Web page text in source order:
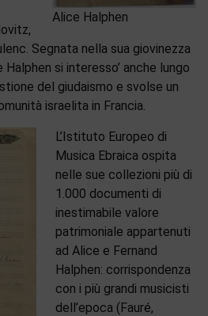
Alice Halphen
Segnata nella sua giovinezza
si interesso’ anche lungo
del giudaismo e svolse un
israelita in Francia.
L’Istituto Europeo di
Musica Ebraica ospita
nelle sue collezioni più di
1.000 documenti di
inestimabile valore
patrimoniale appartenuti
ad Alice e Fernand
Halphen: corrispondenza
con i più grandi musicisti
dell’epoca (Fauré,